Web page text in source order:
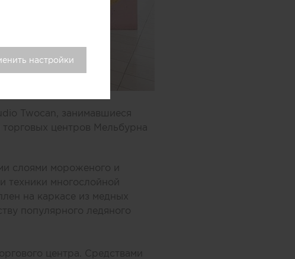
Twocan, занимавшиеся
центров Мельбурна
слоями мороженого и
техники многослойной
на каркасе из медных
популярного ледяного
центра. Средствами
настройки